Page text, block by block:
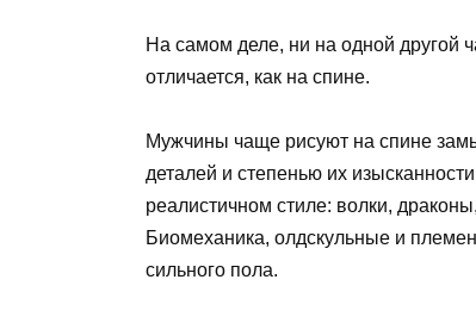
На самом деле, ни на одной другой
отличается, как на спине.
Мужчины чаще рисуют на спине
деталей и степенью их
реалистичном стиле: волки,
Биомеханика, олдскульные и
сильного пола.